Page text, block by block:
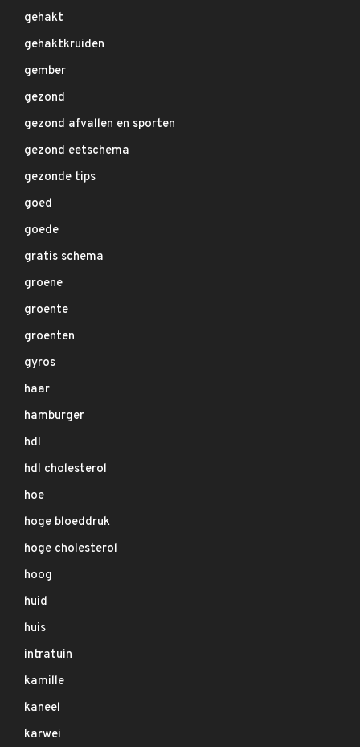
gehakt
gehaktkruiden
gember
gezond
gezond afvallen en sporten
gezond eetschema
gezonde tips
goed
goede
gratis schema
groene
groente
groenten
gyros
haar
hamburger
hdl
hdl cholesterol
hoe
hoge bloeddruk
hoge cholesterol
hoog
huid
huis
intratuin
kamille
kaneel
karwei